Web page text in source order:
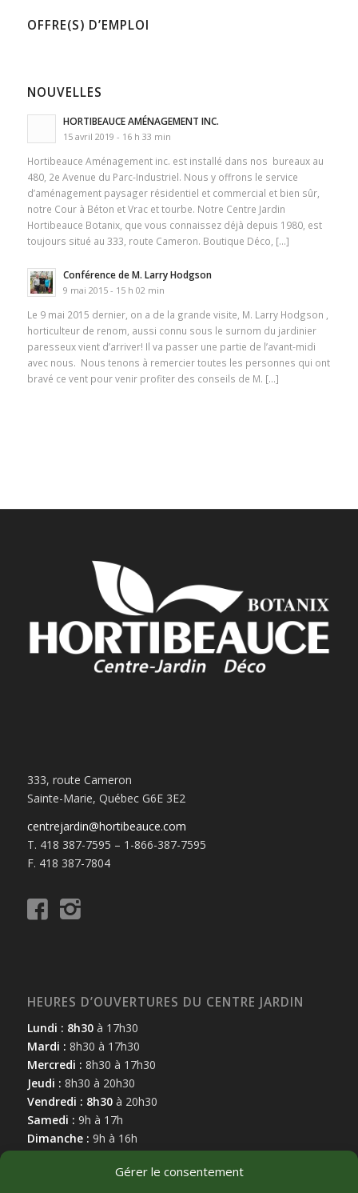
Gérer le consentement
OFFRE(S) D’EMPLOI
NOUVELLES
HORTIBEAUCE AMÉNAGEMENT INC.
15 avril 2019 - 16 h 33 min
Hortibeauce Aménagement inc. est installé dans nos bureaux au
480, 2e Avenue du Parc-Industriel. Nous y offrons le service
d’aménagement paysager résidentiel et commercial et bien sûr,
notre Cour à Béton et Vrac et tourbe. Notre Centre Jardin
Hortibeauce Botanix, que vous connaissez déjà depuis 1980, est
toujours situé au 333, route Cameron. Boutique Déco, […]
Conférence de M. Larry Hodgson
9 mai 2015 - 15 h 02 min
Le 9 mai 2015 dernier, on a de la grande visite, M. Larry Hodgson ,
horticulteur de renom, aussi connu sous le surnom du jardinier
paresseux vient d’arriver! Il va passer une partie de l’avant-midi
avec nous. Nous tenons à remercier toutes les personnes qui ont
bravé ce vent pour venir profiter des conseils de M. […]
333, route Cameron
Sainte-Marie, Québec G6E 3E2
centrejardin@hortibeauce.com
T. 418 387-7595 – 1-866-387-7595
F. 418 387-7804
HEURES D’OUVERTURES DU CENTRE JARDIN
Lundi : 8h30à 17h30
Mardi : 8h30 à 17h30
Mercredi : 8h30 à 17h30
Jeudi : 8h30 à 20h30
Vendredi : 8h30à 20h30
Samedi : 9h à 17h
Dimanche : 9h à 16h